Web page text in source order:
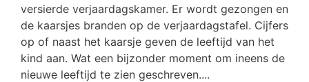
versierde verjaardagskamer. Er wordt gezongen en
de kaarsjes branden op de verjaardagstafel. Cijfers
op of naast het kaarsje geven de leeftijd van het
kind aan. Wat een bijzonder moment om ineens de
nieuwe leeftijd te zien geschreven....